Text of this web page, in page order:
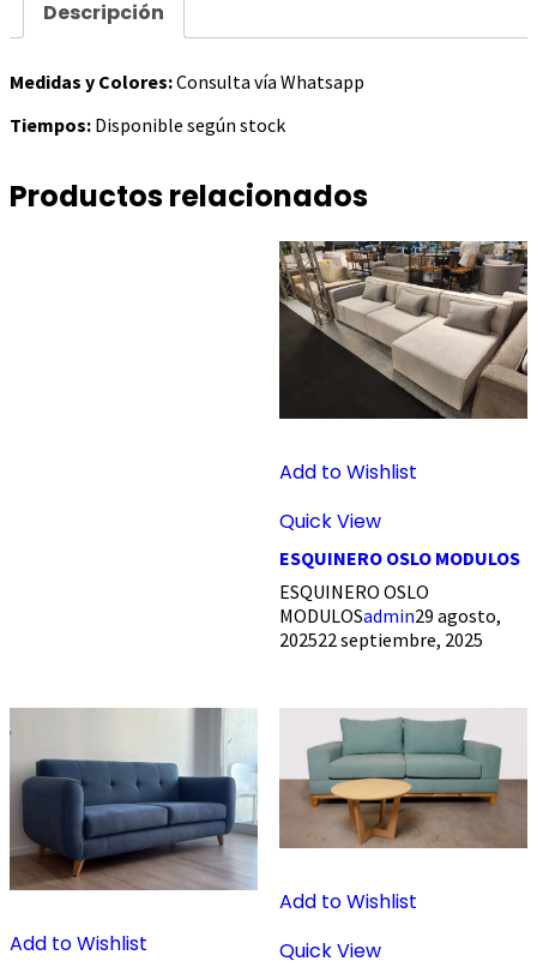
Descripción
Medidas y Colores:Consulta vía Whatsapp
Tiempos: Disponible según stock
Productos relacionados
Add to Wishlist
Quick View
ESQUINERO OSLO MODULOS
ESQUINERO OSLO
MODULOSadmin29 agosto,
202522 septiembre, 2025
Add to Wishlist
Add to Wishlist
Quick View